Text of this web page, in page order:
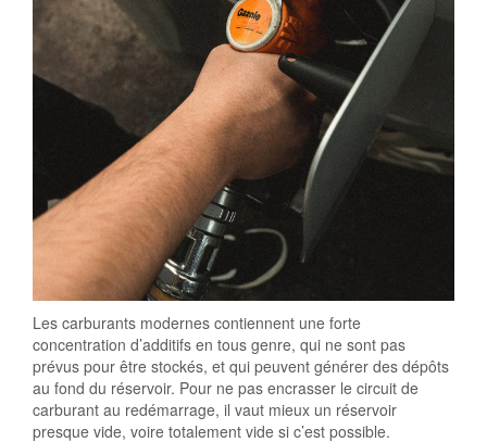
Les carburants modernes contiennent une forte
concentration d’additifs en tous genre, qui ne sont pas
prévus pour être stockés, et qui peuvent générer des dépôts
au fond du réservoir. Pour ne pas encrasser le circuit de
carburant au redémarrage, il vaut mieux un réservoir
presque vide, voire totalement vide si c’est possible.